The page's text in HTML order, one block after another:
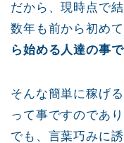
だから、現時点で
数年も前から初め
ら始める人達の事
そんな簡単に稼げ
って事ですのであ
でも、言葉巧みに